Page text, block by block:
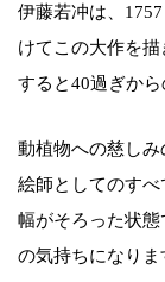
伊藤若冲は、
けてこの大作を
すると40過ぎから
動植物への慈しみ
絵師としてのす
幅がそろった状
の気持ちになりま